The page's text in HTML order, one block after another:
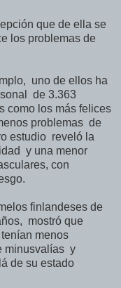
que de ella se
los problemas de
uno de ellos ha
de 3.363
como los más felices
problemas de
estudio reveló la
y una menor
con
finlandeses de
mostró que
menos
minusvalías y
de su estado